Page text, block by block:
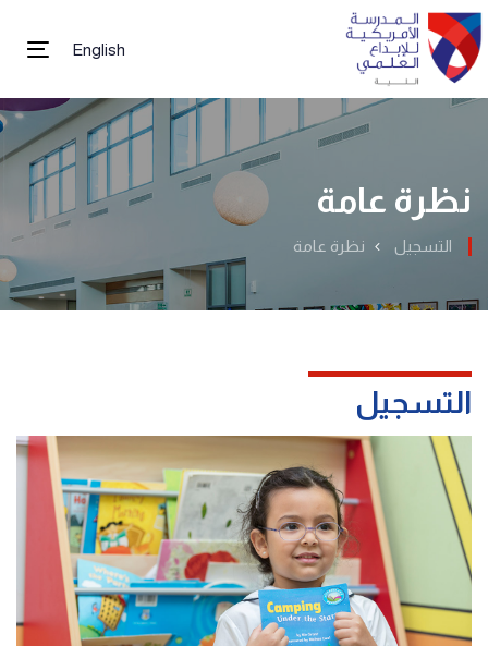
English
نظرة عامة
التسجيل نظرة عامة
التسجيل